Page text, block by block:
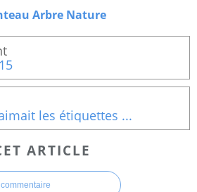
Arbre Nature
les étiquettes ...
ARTICLE